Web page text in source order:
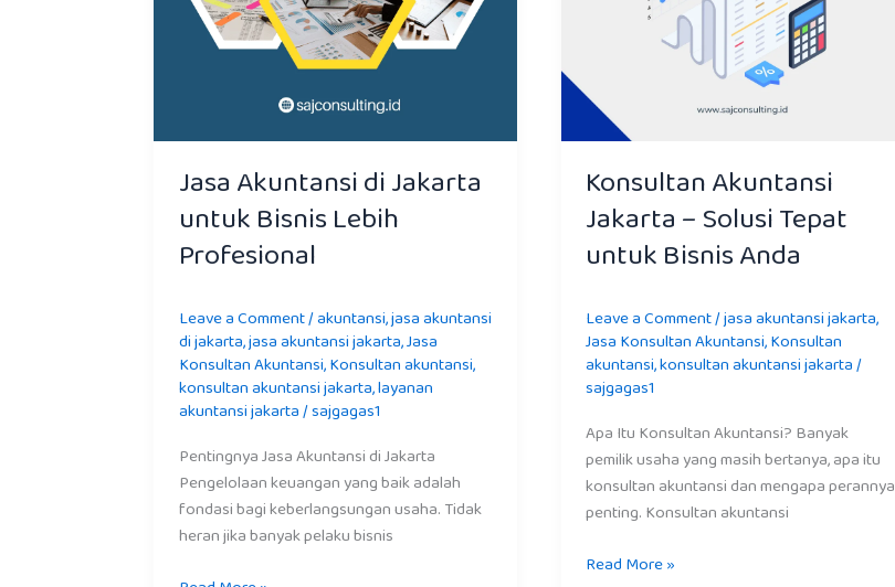
Jasa Akuntansi di Jakarta
untuk Bisnis Lebih
Profesional
Leave a Comment/akuntansi,jasa akuntansi
di jakarta,jasa akuntansi jakarta,Jasa
Konsultan Akuntansi,Konsultan akuntansi,
konsultan akuntansi jakarta,layanan
akuntansi jakarta/sajgagas1
Pentingnya Jasa Akuntansi di Jakarta
Pengelolaan keuangan yang baik adalah
fondasi bagi keberlangsungan usaha. Tidak
heran jika banyak pelaku bisnis
Konsultan Akuntansi
Jakarta – Solusi Tepat
untuk Bisnis Anda
Leave a Comment/jasa akuntansi jakarta,
Jasa Konsultan Akuntansi,Konsultan
akuntansi,konsultan akuntansi jakarta/
sajgagas1
Apa Itu Konsultan Akuntansi? Banyak
pemilik usaha yang masih bertanya, apa itu
konsultan akuntansi dan mengapa perannya
penting. Konsultan akuntansi
Read More »